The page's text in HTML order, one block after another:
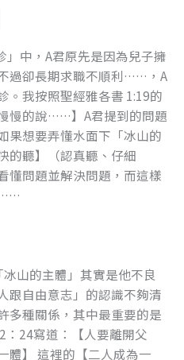
m
ai
l
中，A君原先是因為兒子擁
過卻長期求職不順利……，A
。我按照聖經雅各書 1:19的
慢的說……】A君提到的問題
果想要弄懂水面下「冰山的
的聽】（認真聽、仔細
懂問題並解決問題，而這樣
……
山的主體」其實是他不良
跟自由意志」的認識不夠清
多種關係，其中最重要的是
：24寫道：【人要離開父
體】 這裡的【二人成為一